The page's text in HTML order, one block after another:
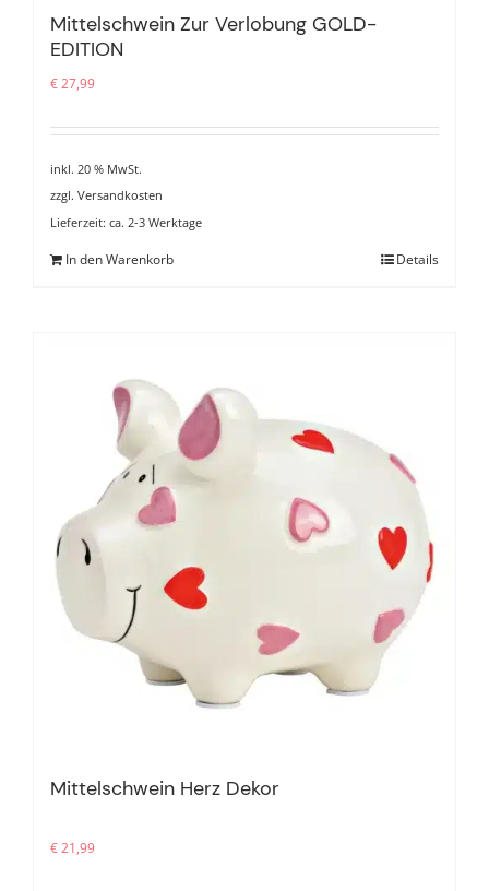
Mittelschwein Zur Verlobung GOLD-
EDITION
€27,99
inkl. 20 % MwSt.
zzgl. Versandkosten
Lieferzeit: ca. 2-3 Werktage
In den Warenkorb Details
Mittelschwein Herz Dekor
€21,99